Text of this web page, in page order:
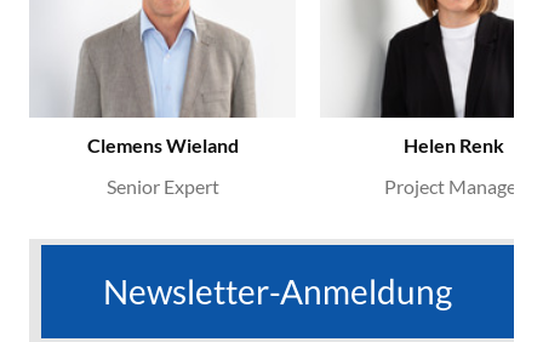
Clemens Wieland
Senior Expert
Helen Renk
Project Manager
Newsletter-Anmeldung